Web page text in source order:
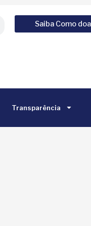
Saiba Como
Transparência